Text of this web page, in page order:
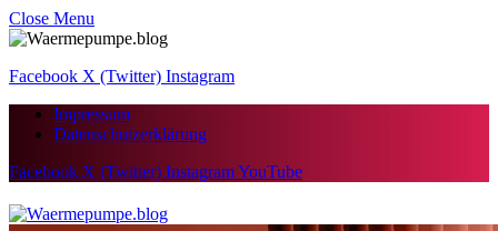
Close Menu
Facebook X (Twitter) Instagram
Impressum
Datenschutzerklärung
Facebook X (Twitter) InstagramYouTube